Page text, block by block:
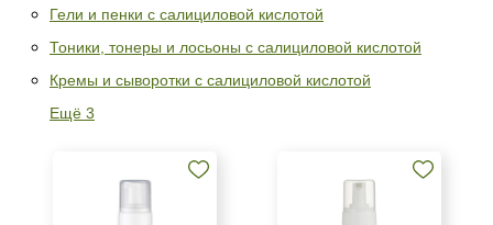
Гели и пенки с салициловой кислотой
Тоники, тонеры и лосьоны с салициловой кислотой
Кремы и сыворотки с салициловой кислотой
Ещё 3
Фильтр 0
салициловой кислотой